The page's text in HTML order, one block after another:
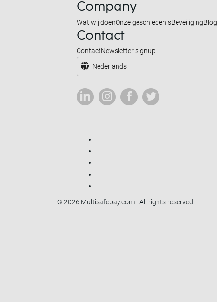
Company
Wat wij doenOnze geschiedenisBeveiligingBlog
Contact
ContactNewsletter signup
Nederlands
© 2026 Multisafepay.com - All rights reserved.